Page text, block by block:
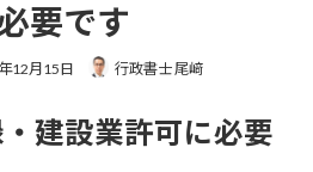
要です
12月15日 行政書士 尾﨑
建設業許可に必要